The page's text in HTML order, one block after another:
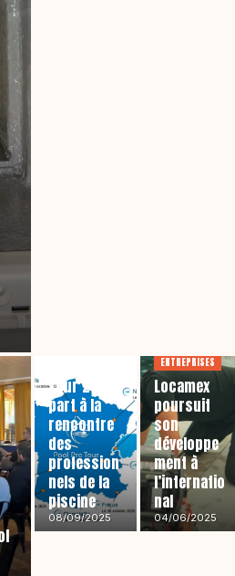
Tour 2025
part à la
rencontre
des
profession
nels de la
piscine
08/09/2025
ENTREPRISES
Locamex
poursuit
son
développe
ment à
l’internatio
nal
04/06/2025